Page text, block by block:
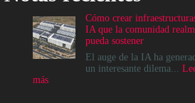
Cómo crear
IA que la comunidad
pueda sostener
El auge de la IA ha
un interesante dilema...
más: